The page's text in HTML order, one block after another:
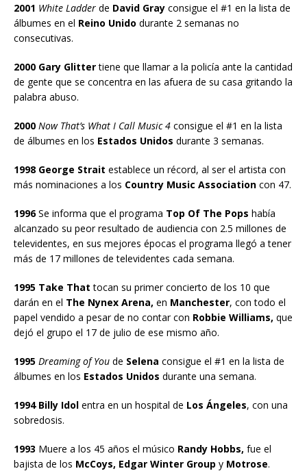
2001 White Ladder de David Gray consigue el #1 en la lista de
álbumes en el Reino Unido durante 2 semanas no
consecutivas.
2000 Gary Glittertiene que llamar a la policía ante la cantidad
de gente que se concentra en las afuera de su casa gritando la
palabra abuso.
2000 Now That’s What I Call Music 4 consigue el #1 en la lista
de álbumes en los Estados Unidos durante 3 semanas.
1998 George Strait establece un récord, al ser el artista con
más nominaciones a los Country Music Association con 47.
1996Se informa que el programa Top Of The Pops había
alcanzado su peor resultado de audiencia con 2.5 millones de
televidentes, en sus mejores épocas el programa llegó a tener
más de 17 millones de televidentes cada semana.
1995 Take That tocan su primer concierto de los 10 que
darán en el The Nynex Arena, en Manchester, con todo el
papel vendido a pesar de no contar con Robbie Williams, que
dejó el grupo el 17 de julio de ese mismo año.
1995 Dreaming of You de Selena consigue el #1 en la lista de
álbumes en los Estados Unidos durante una semana.
1994 Billy Idol entra en un hospital de Los Ángeles, con una
sobredosis.
1993 Muere a los 45 años el músico Randy Hobbs, fue el
bajista de los McCoys, Edgar Winter Group y Motrose.